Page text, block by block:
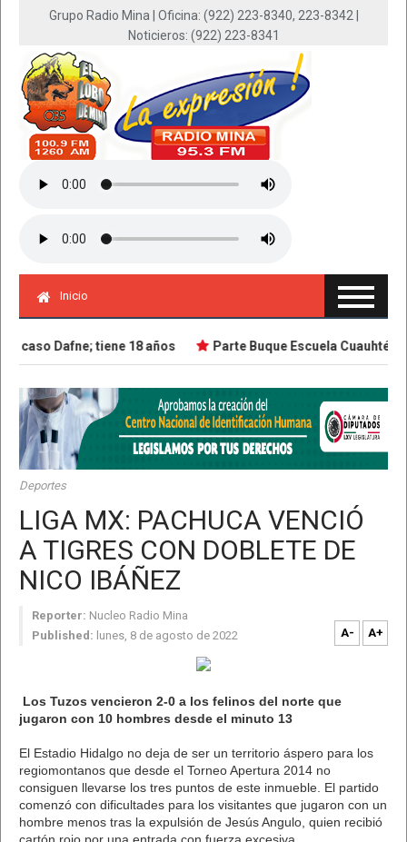
Grupo Radio Mina | Oficina: (922) 223-8340, 223-8342 |
Noticieros: (922) 223-8341
Inicio
Dafne; tiene 18 años Parte Buque Escuela
Deportes
LIGA MX: PACHUCA VENCIÓ
A TIGRES CON DOBLETE DE
NICO IBÁÑEZ
Reporter: Nucleo Radio Mina
Published: lunes, 8 de agosto de 2022 A- A+
Los Tuzos vencieron 2-0 a los felinos del norte que
jugaron con 10 hombres desde el minuto 13
El Estadio Hidalgo no deja de ser un territorio áspero para los
regiomontanos que desde el Torneo Apertura 2014 no
consiguen llevarse los tres puntos de este inmueble. El partido
comenzó con dificultades para los visitantes que jugaron con un
hombre menos tras la expulsión de Jesús Angulo, quien recibió